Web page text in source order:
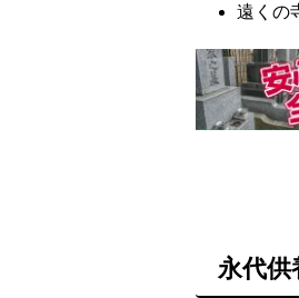
遠くの
永代供